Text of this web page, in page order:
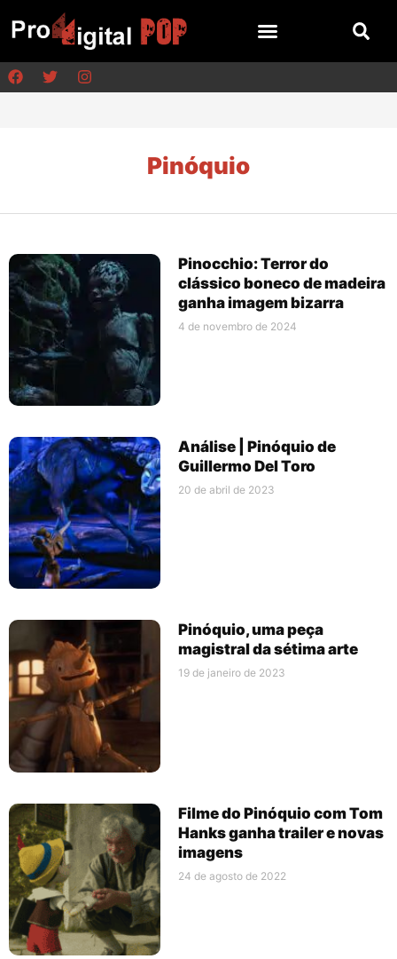
Pinóquio
Pinocchio: Terror do
clássico boneco de madeira
ganha imagem bizarra
4 de novembro de 2024
Análise | Pinóquio de
Guillermo Del Toro
20 de abril de 2023
Pinóquio, uma peça
magistral da sétima arte
19 de janeiro de 2023
Filme do Pinóquio com Tom
Hanks ganha trailer e novas
imagens
24 de agosto de 2022